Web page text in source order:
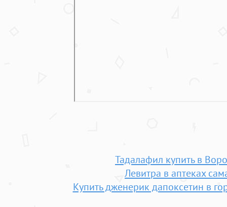
Тадалафил купить в
Левитра в аптеках
Купить дженерик дапоксетин в